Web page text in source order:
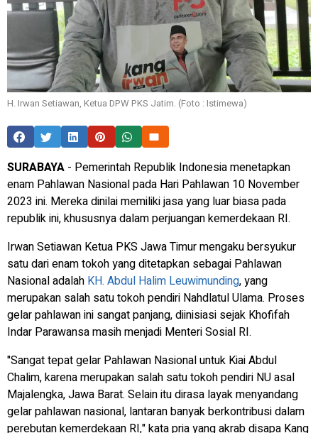
H. Irwan Setiawan, Ketua DPW PKS Jatim. (Foto : Istimewa)
SURABAYA - Pemerintah Republik Indonesia menetapkan
enam Pahlawan Nasional pada Hari Pahlawan 10 November
2023 ini. Mereka dinilai memiliki jasa yang luar biasa pada
republik ini, khususnya dalam perjuangan kemerdekaan RI.
Irwan Setiawan Ketua PKS Jawa Timur mengaku bersyukur
satu dari enam tokoh yang ditetapkan sebagai Pahlawan
Nasional adalah KH. Abdul Halim Leuwimunding, yang
merupakan salah satu tokoh pendiri Nahdlatul Ulama. Proses
gelar pahlawan ini sangat panjang, diinisiasi sejak Khofifah
Indar Parawansa masih menjadi Menteri Sosial RI.
"Sangat tepat gelar Pahlawan Nasional untuk Kiai Abdul
Chalim, karena merupakan salah satu tokoh pendiri NU asal
Majalengka, Jawa Barat. Selain itu dirasa layak menyandang
gelar pahlawan nasional, lantaran banyak berkontribusi dalam
perebutan kemerdekaan RI," kata pria yang akrab disapa Kang